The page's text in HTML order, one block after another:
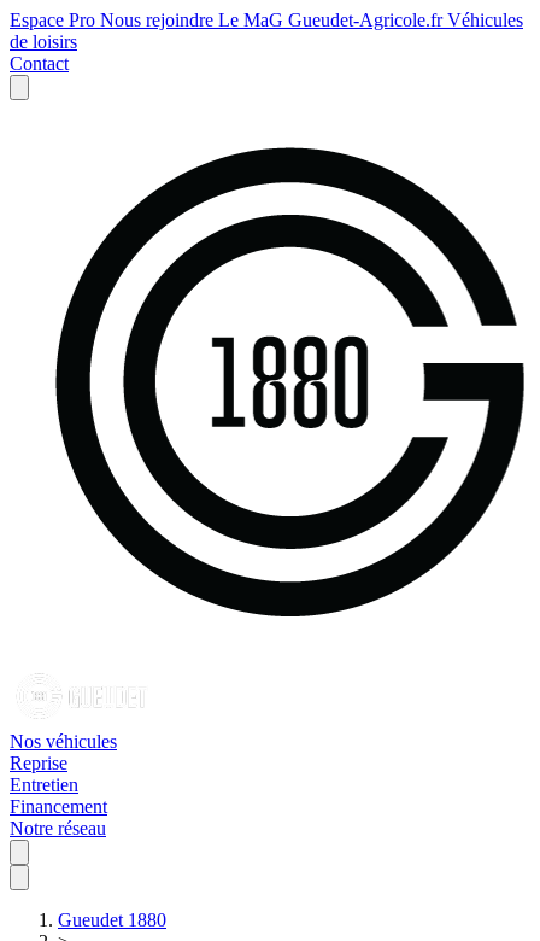
Espace Pro Nous rejoindre Le MaG Gueudet-Agricole.frVéhicules
de loisirs
Contact
Nos véhicules
Reprise
Entretien
Financement
Notre réseau
Gueudet 1880